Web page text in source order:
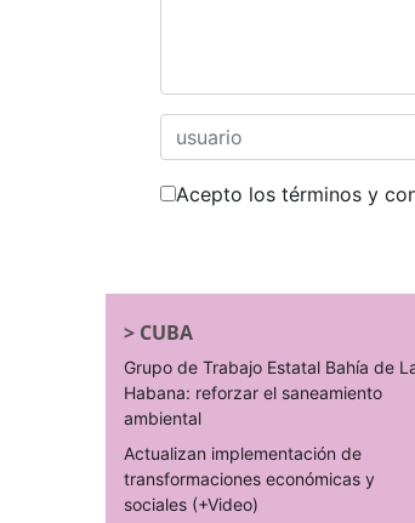
Acepto los términos y
> CUBA
Grupo de Trabajo Estatal Bahía de
Habana: reforzar el saneamiento
ambiental
Actualizan implementación de
transformaciones económicas y
sociales (+Video)